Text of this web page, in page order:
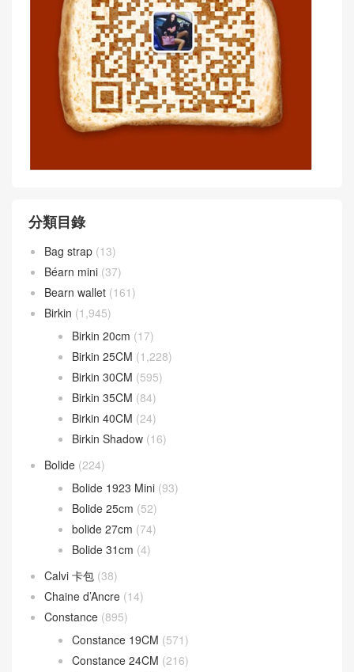
分類目錄
Bag strap (13)
Béarn mini (37)
Bearn wallet (161)
Birkin (1,945)
Birkin 20cm (17)
Birkin 25CM (1,228)
Birkin 30CM (595)
Birkin 35CM (84)
Birkin 40CM (24)
Birkin Shadow (16)
Bolide (224)
Bolide 1923 Mini (93)
Bolide 25cm (52)
bolide 27cm (74)
Bolide 31cm (4)
Calvi 卡包 (38)
Chaine d’Ancre (14)
Constance (895)
Constance 19CM (571)
Constance 24CM (216)